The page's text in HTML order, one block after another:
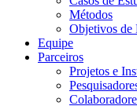
Métodos
Objetivos de
Equipe
Parceiros
Projetos e